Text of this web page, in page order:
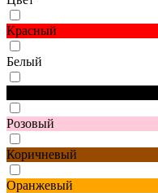
Красный
Белый
Розовый
Коричневый
Оранжевый